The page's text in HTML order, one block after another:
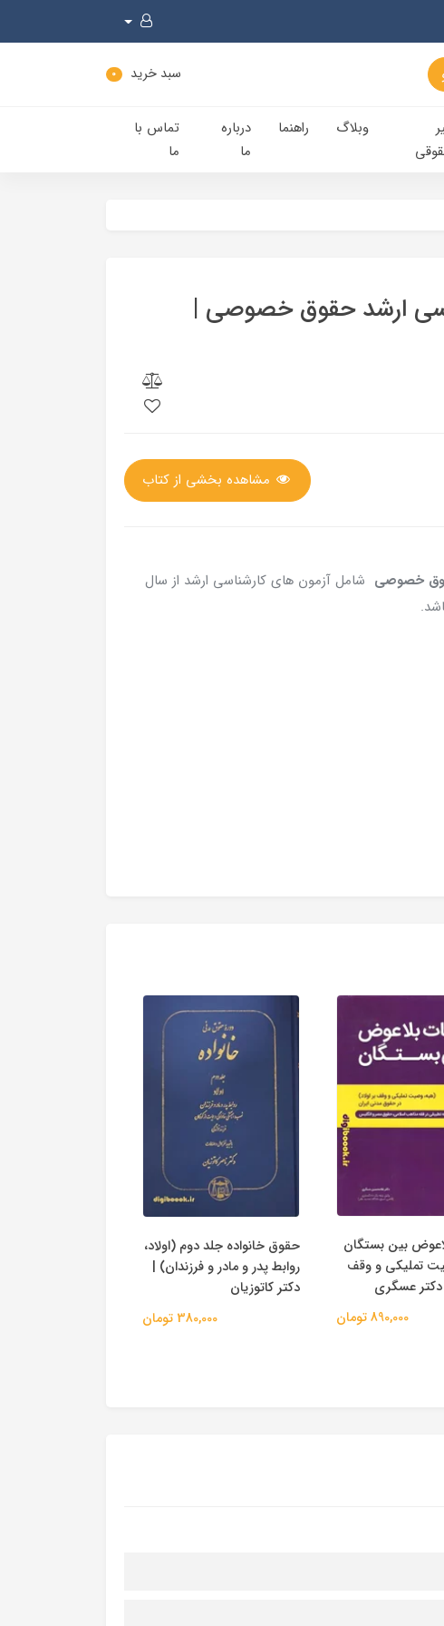
سبد خرید 0
وبلاگ راهنما
درباره
ما
تماس با
ما
ارشد حقوق خصوصی |
مشاهده بخشی از کتاب
خصوصی شامل آزمون های کارشناسی ارشد از سال
بین بستگان
تملیکی و وقف
دکتر عسگری
890,000 تومان
حقوق خانواده جلد دوم (اولاد،
روابط پدر و مادر و فرزندان) |
دکتر کاتوزیان
380,000 تومان